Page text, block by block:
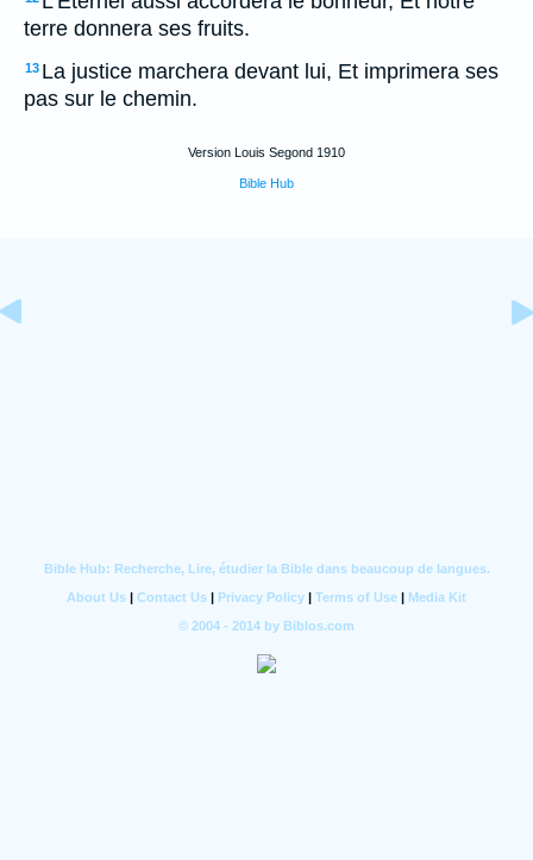
terre donnera ses fruits.
13 La justice marchera devant lui, Et imprimera ses
pas sur le chemin.
Version Louis Segond 1910
Bible Hub